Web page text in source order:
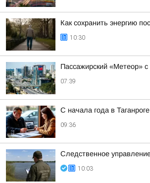
Как сохранить энергию
10:30
Пассажирский «Метеор»
07:39
С начала года в
09:36
Следственное
10:03